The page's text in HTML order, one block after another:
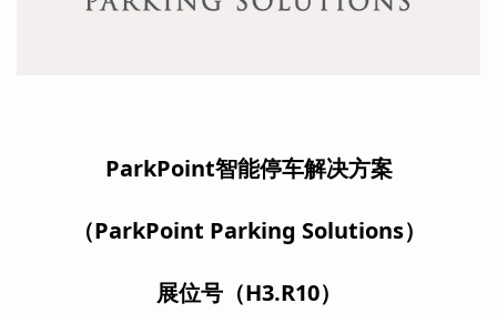
ParkPoint智能停车解决方案
（ParkPoint Parking Solutions）
展位号（H3.R10）